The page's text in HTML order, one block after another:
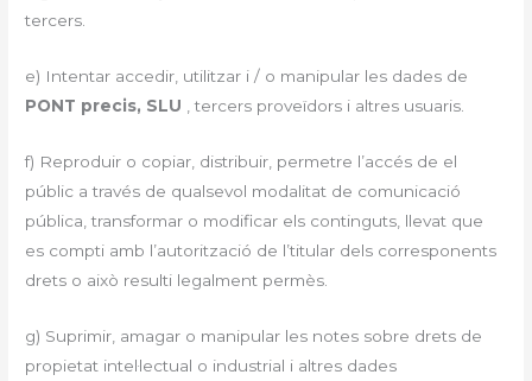
tercers.
e) Intentar accedir, utilitzar i / o manipular les dades de
PONT precis, SLU , tercers proveïdors i altres usuaris.
f) Reproduir o copiar, distribuir, permetre l’accés de el
públic a través de qualsevol modalitat de comunicació
pública, transformar o modificar els continguts, llevat que
es compti amb l’autorització de l’titular dels corresponents
drets o això resulti legalment permès.
g) Suprimir, amagar o manipular les notes sobre drets de
propietat intel·lectual o industrial i altres dades